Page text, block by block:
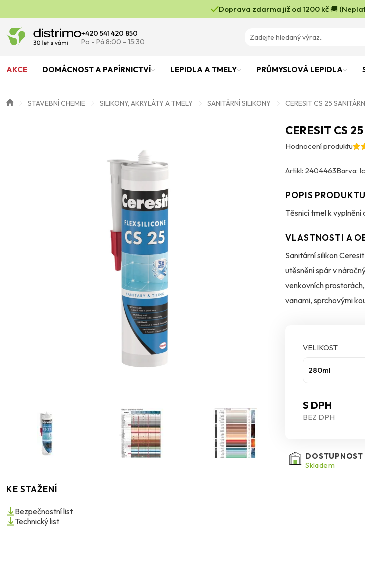
Doprava zdarma již od 1200 kč 🚚
+420 541 420 850
Po - Pá 8:00 - 15:30
AKCE DOMÁCNOST A PAPÍRNICTVÍ LEPIDLA A TMELY PRŮMYSLOVÁ LEPIDLA
STAVEBNÍ CHEMIE SILIKONY, AKRYLÁTY A TMELY SANITÁRNÍ SILIKONY CERESIT CS 25
CERESIT CS
Hodnocení produktu
Artikl: 2404463Barva:
KE STAŽENÍ
Bezpečnostní list
Technický list
POPIS PRODUKTU
Těsnicí tmel k
VLASTNOSTI A
Sanitární silikon
utěsnění spár v
venkovních
vanami, sprchovými
odolnost vůči vodě,
mikroorganismům,
Tmel má vynikající
snadno aplikovatelný
VELIKOST
280ml
S DPH
BEZ DPH
DOSTUPNOST
Skladem